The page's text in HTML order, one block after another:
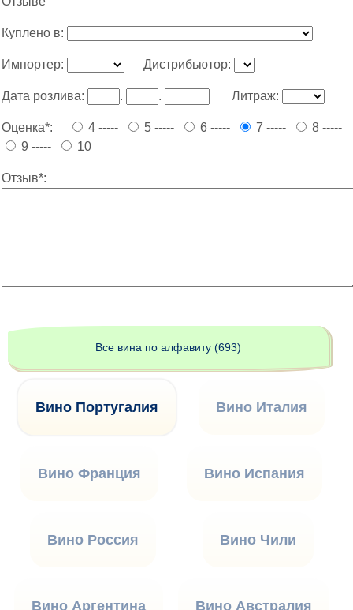
Куплено в:
Импортер: Дистрибьютор:
Дата розлива: . . Литраж:
Оценка*: 4 ----- 5 ----- 6 ----- 7 -----
8 -----
9 -----
10
Отзыв*:
Все вина по алфавиту (693)
Вино Италия
Вино Франция Вино Испания
Вино Россия
Вино Португалия
Вино Чили
Вино Аргентина Вино Австралия